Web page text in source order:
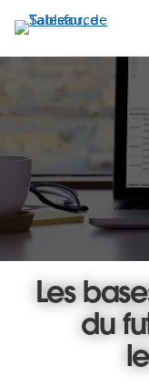
Aller
au
contenu
Les
du